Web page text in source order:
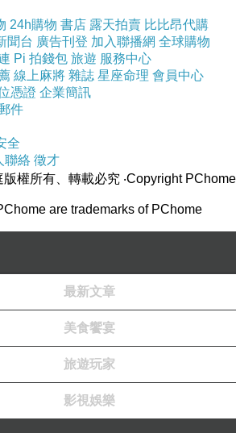
產品特色
24h購物 書店 露天拍賣 比比昂代購
聞台 廣告刊登 加入聯播網 全球購物
Pi 拍錢包 旅遊 服務中心
線上麻將 雜誌 星座命理 會員中心
憑證 企業簡訊
件
全
聯絡 徵才
版權所有、轉載必究 ‧Copyright PChome
are trademarks of PChome
最新文章
美食饗宴
旅遊玩家
影視娛樂